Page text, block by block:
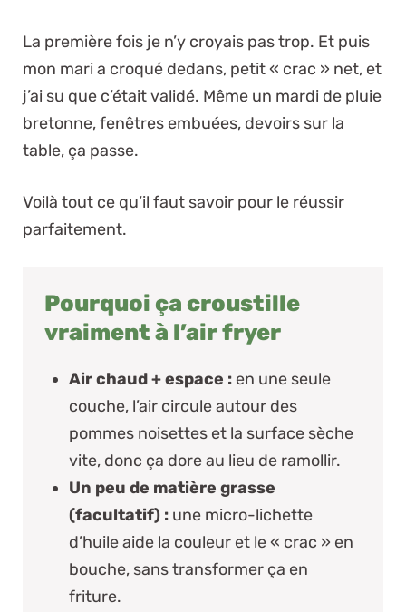
La première fois je n’y croyais pas trop. Et puis
mon mari a croqué dedans, petit « crac » net, et
j’ai su que c’était validé. Même un mardi de pluie
bretonne, fenêtres embuées, devoirs sur la
table, ça passe.
Voilà tout ce qu’il faut savoir pour le réussir
parfaitement.
Pourquoi ça croustille
vraiment à l’air fryer
Air chaud + espace : en une seule
couche, l’air circule autour des
pommes noisettes et la surface sèche
vite, donc ça dore au lieu de ramollir.
Un peu de matière grasse
(facultatif) : une micro-lichette
d’huile aide la couleur et le « crac » en
bouche, sans transformer ça en
friture.